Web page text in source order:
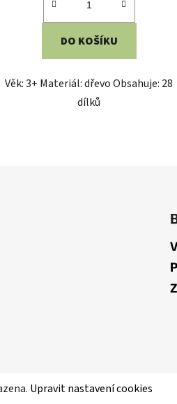
DO KOŠÍKU
Věk: 3+ Materiál: dřevo Obsahuje: 28
dílků
Upravit nastavení cookies